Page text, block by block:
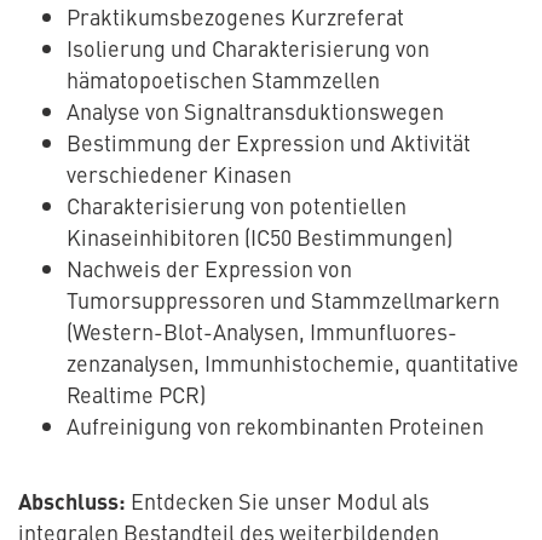
Praktikumsbezogenes Kurzreferat
Isolierung und Charakterisierung von
hämatopoetischen Stammzellen
Analyse von Signaltransduktionswegen
Bestimmung der Expression und Aktivität
verschiedener Kinasen
Charakterisierung von potentiellen
Kinaseinhibitoren (IC50 Bestimmungen)
Nachweis der Expression von
Tumorsuppressoren und Stammzellmarkern
(Western-Blot-Analysen, Immunfluores-
zenzanalysen, Immunhistochemie, quantitative
Realtime PCR)
Aufreinigung von rekombinanten Proteinen
Abschluss: Entdecken Sie unser Modul als
integralen Bestandteil des weiterbildenden